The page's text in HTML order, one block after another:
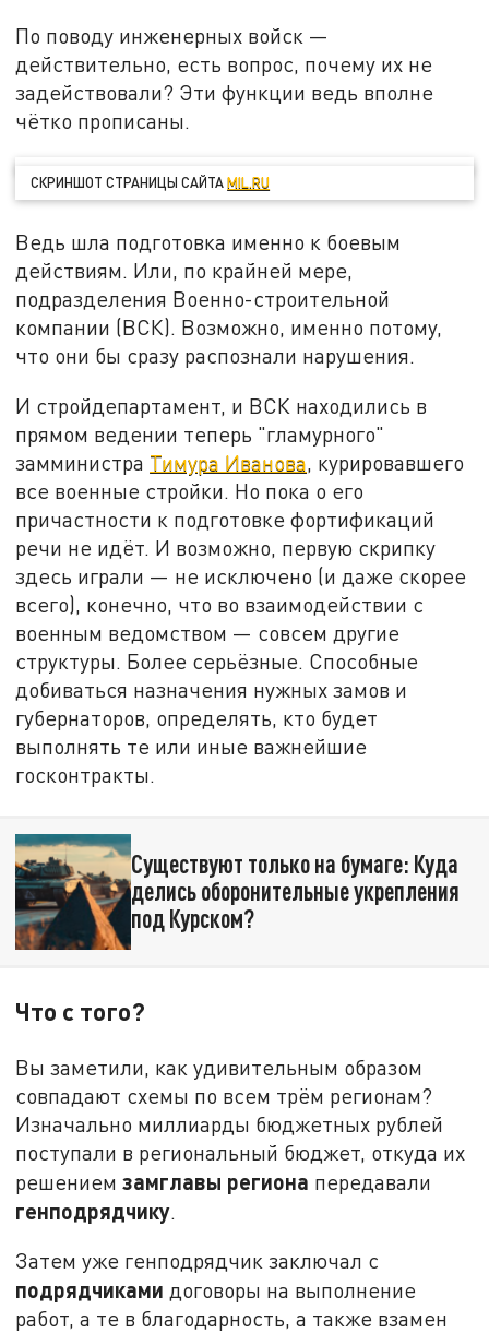
По поводу инженерных войск —
действительно, есть вопрос, почему их не
задействовали? Эти функции ведь вполне
чётко прописаны.
СКРИНШОТ СТРАНИЦЫ САЙТАMIL.RU
Ведь шла подготовка именно к боевым
действиям. Или, по крайней мере,
подразделения Военно-строительной
компании (ВСК). Возможно, именно потому,
что они бы сразу распознали нарушения.
И стройдепартамент, и ВСК находились в
прямом ведении теперь "гламурного"
замминистра Тимура Иванова, курировавшего
все военные стройки. Но пока о его
причастности к подготовке фортификаций
речи не идёт. И возможно, первую скрипку
здесь играли — не исключено (и даже скорее
всего), конечно, что во взаимодействии с
военным ведомством — совсем другие
структуры. Более серьёзные. Способные
добиваться назначения нужных замов и
губернаторов, определять, кто будет
выполнять те или иные важнейшие
госконтракты.
Существуют только на бумаге: Куда
делись оборонительные укрепления
под Курском?
Что с того?
Вы заметили, как удивительным образом
совпадают схемы по всем трём регионам?
Изначально миллиарды бюджетных рублей
поступали в региональный бюджет, откуда их
решениемзамглавы региона передавали
генподрядчику
Затем уже генподрядчик заключал с
подрядчиками договоры на выполнение
работ, а те в благодарность, а также взамен